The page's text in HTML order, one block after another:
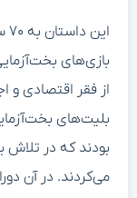
بازی‌های
از فقر اقتصادی
بلیت‌های
بودند که در
می‌کردند. در آن